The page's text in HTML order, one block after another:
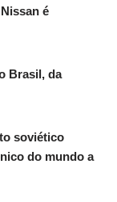
é
Brasil, da
soviético
do mundo a